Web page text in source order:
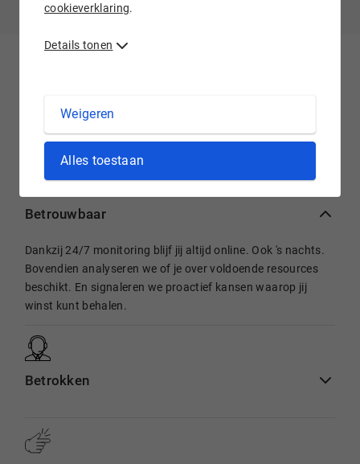
cookieverklaring.
Details tonen
Weigeren
Alles toestaan
Bij Hostnet kun je rekenen op de beste service. 7 dagen per
week.
Betrouwbaar
Dankzij 24/7 monitoring blijf jij altijd online. Ook 's nachts.
Bovendien analyseren we of je over voldoende resources
beschikt. En signaleren we proactief kansen waarop jij
winst kunt behalen.
Betrokken